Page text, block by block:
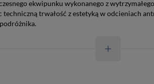
ekwipunku wykonanego z
trwałość z estetyką w odcieniach